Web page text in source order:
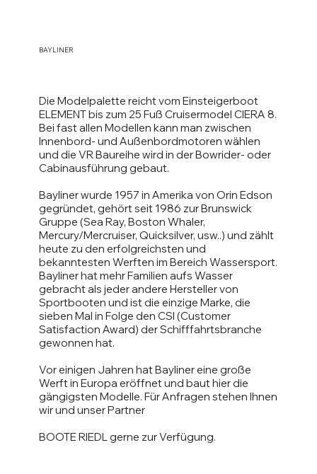
BAYLINER
Die Modelpalette reicht vom Einsteigerboot
ELEMENT bis zum 25 Fuß Cruisermodel CIERA 8.
Bei fast allen Modellen kann man zwischen
Innenbord- und Außenbordmotoren wählen
und die VR Baureihe wird in der Bowrider- oder
Cabinausführung gebaut.
Bayliner wurde 1957 in Amerika von Orin Edson
gegründet, gehört seit 1986 zur Brunswick
Gruppe (Sea Ray, Boston Whaler,
Mercury/Mercruiser, Quicksilver, usw..) und zählt
heute zu den erfolgreichsten und
bekanntesten Werften im Bereich Wassersport.
Bayliner hat mehr Familien aufs Wasser
gebracht als jeder andere Hersteller von
Sportbooten und ist die einzige Marke, die
sieben Mal in Folge den CSI (Customer
Satisfaction Award) der Schifffahrtsbranche
gewonnen hat.
Vor einigen Jahren hat Bayliner eine große
Werft in Europa eröffnet und baut hier die
gängigsten Modelle. Für Anfragen stehen Ihnen
wir und unser Partner
BOOTE RIEDL gerne zur Verfügung.